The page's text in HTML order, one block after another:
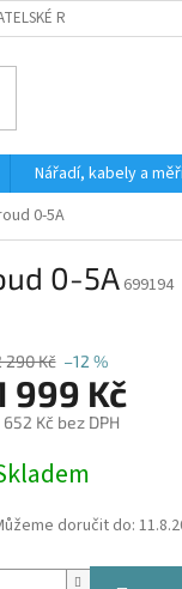
RADY
Nářadí, kabely a
0-5A
0-5A 699194
290 Kč –12 %
999 Kč
652 Kč bez DPH
doručit do: